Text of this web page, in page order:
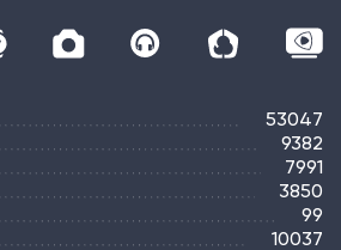
53047
9382
7991
3850
99
10037